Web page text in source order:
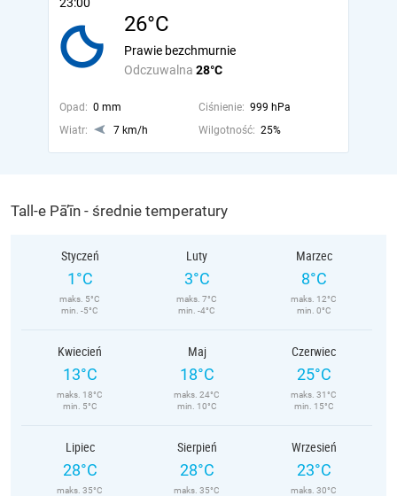
26°C
Odczuwalna 28°C
Prawie bezchmurnie
Opad: 0 mm Ciśnienie: 999 hPa
Wiatr:
7 km/h Wilgotność: 25%
Tall-e Pā’īn - średnie temperatury
Styczeń
1°C
maks. 5°C
min. -5°C
Luty
3°C
maks. 7°C
min. -4°C
Marzec
8°C
maks. 12°C
min. 0°C
Kwiecień
13°C
maks. 18°C
min. 5°C
Maj
18°C
maks. 24°C
min. 10°C
Czerwiec
25°C
maks. 31°C
min. 15°C
Lipiec
28°C
maks. 35°C
Sierpień
28°C
maks. 35°C
Wrzesień
23°C
maks. 30°C